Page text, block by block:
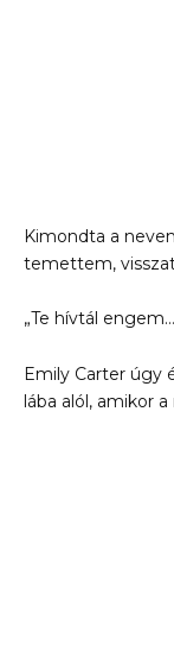
Kimondta a
temettem,
„Te hívtál engem…
Emily Carter úgy
lába alól, amikor